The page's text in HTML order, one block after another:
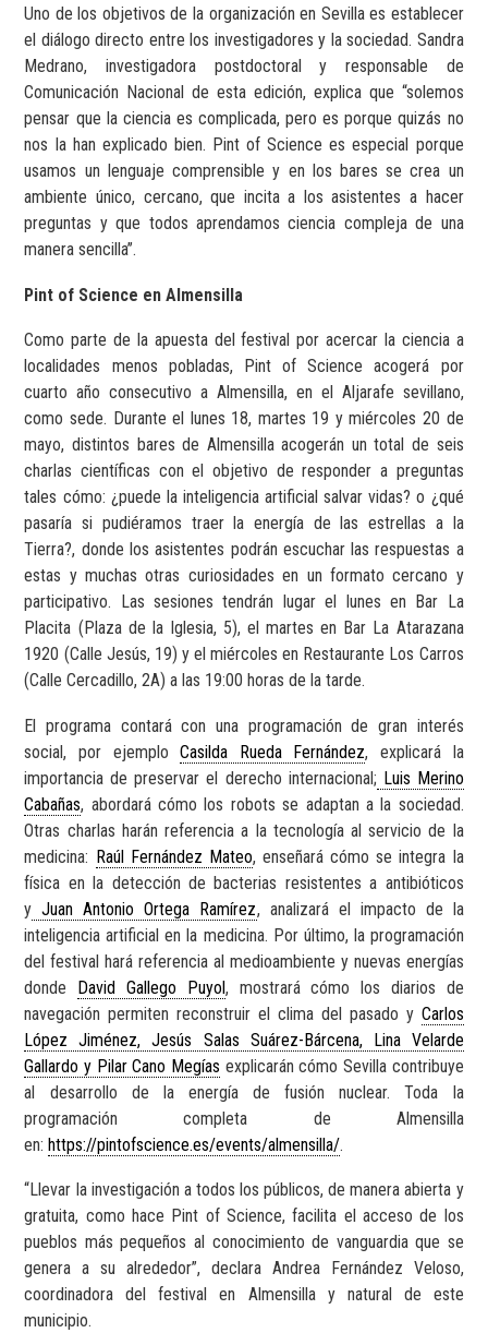
Uno de los objetivos de la organización en Sevilla es establecer
el diálogo directo entre los investigadores y la sociedad. Sandra
Medrano, investigadora postdoctoral y responsable de
Comunicación Nacional de esta edición, explica que “solemos
pensar que la ciencia es complicada, pero es porque quizás no
nos la han explicado bien. Pint of Science es especial porque
usamos un lenguaje comprensible y en los bares se crea un
ambiente único, cercano, que incita a los asistentes a hacer
preguntas y que todos aprendamos ciencia compleja de una
manera sencilla’’.
Pint of Science en Almensilla
Como parte de la apuesta del festival por acercar la ciencia a
localidades menos pobladas, Pint of Science acogerá por
cuarto año consecutivo a Almensilla, en el Aljarafe sevillano,
como sede. Durante el lunes 18, martes 19 y miércoles 20 de
mayo, distintos bares de Almensilla acogerán un total de seis
charlas científicas con el objetivo de responder a preguntas
tales cómo: ¿puede la inteligencia artificial salvar vidas? o ¿qué
pasaría si pudiéramos traer la energía de las estrellas a la
Tierra?, donde los asistentes podrán escuchar las respuestas a
estas y muchas otras curiosidades en un formato cercano y
participativo. Las sesiones tendrán lugar el lunes en Bar La
Placita (Plaza de la Iglesia, 5), el martes en Bar La Atarazana
1920 (Calle Jesús, 19) y el miércoles en Restaurante Los Carros
(Calle Cercadillo, 2A) a las 19:00 horas de la tarde.
El programa contará con una programación de gran interés
social, por ejemploCasilda Rueda Fernández, explicará la
importancia de preservar el derecho internacional; Luis Merino
Cabañas, abordará cómo los robots se adaptan a la sociedad.
Otras charlas harán referencia a la tecnología al servicio de la
medicina: Raúl Fernández Mateo, enseñará cómo se integra la
física en la detección de bacterias resistentes a antibióticos
y Juan Antonio Ortega Ramírez, analizará el impacto de la
inteligencia artificial en la medicina. Por último, la programación
del festival hará referencia al medioambiente y nuevas energías
donde David Gallego Puyol, mostrará cómo los diarios de
navegación permiten reconstruir el clima del pasado y Carlos
López Jiménez, Jesús Salas Suárez-Bárcena, Lina Velarde
Gallardo y Pilar Cano Megías explicarán cómo Sevilla contribuye
al desarrollo de la energía de fusión nuclear. Toda la
programación completa de Almensilla
en:https://pintofscience.es/events/almensilla/.
“Llevar la investigación a todos los públicos, de manera abierta y
gratuita, como hace Pint of Science, facilita el acceso de los
pueblos más pequeños al conocimiento de vanguardia que se
genera a su alrededor”, declara Andrea Fernández Veloso,
coordinadora del festival en Almensilla y natural de este
municipio.